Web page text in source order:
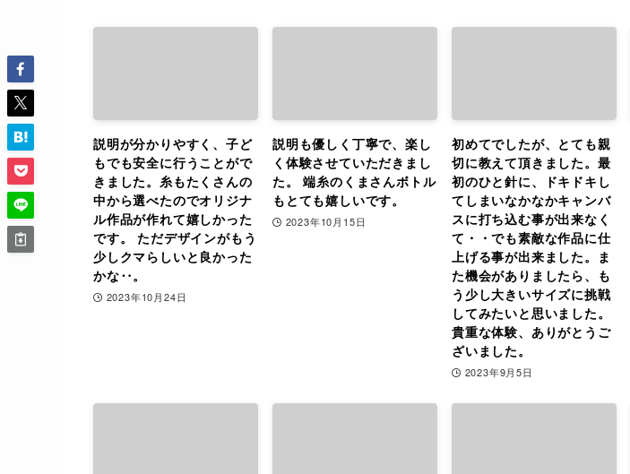
説明が分かりやすく、子ど
もでも安全に行うことがで
きました。糸もたくさんの
中から選べたのでオリジナ
ル作品が作れて嬉しかった
です。 ただデザインがもう
少しクマらしいと良かった
かな‥。
2023年10月24日
説明も優しく丁寧で、楽し
く体験させていただきまし
た。 端糸のくまさんボトル
もとても嬉しいです。
2023年10月15日
初めてでしたが、とても親
切に教えて頂きました。最
初のひと針に、ドキドキし
てしまいなかなかキャンバ
スに打ち込む事が出来なく
て・・でも素敵な作品に仕
上げる事が出来ました。ま
た機会がありましたら、も
う少し大きいサイズに挑戦
してみたいと思いました。
貴重な体験、ありがとうご
ざいました。
2023年9月5日